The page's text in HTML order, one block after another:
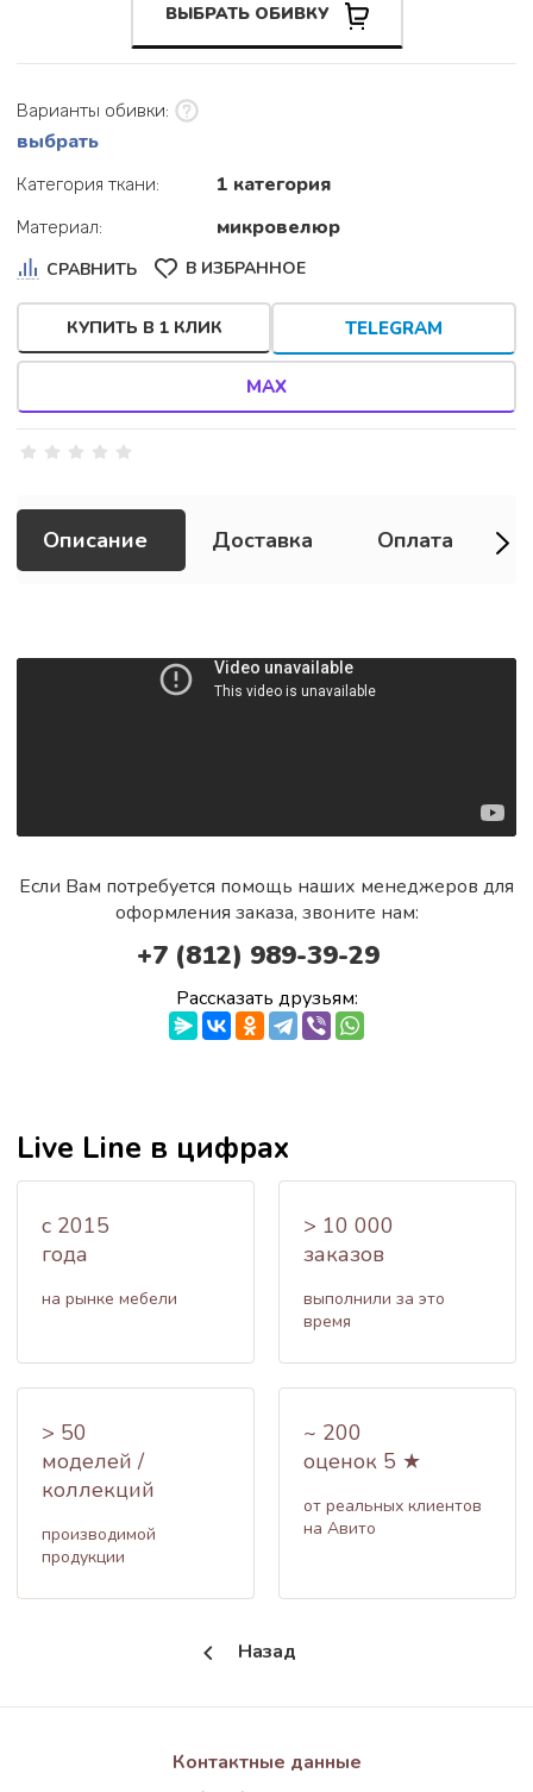
ВЫБРАТЬ ОБИВКУ
Варианты обивки:
выбрать
Категория ткани: 1 категория
Материал: микровелюр
СРАВНИТЬ В ИЗБРАННОЕ
КУПИТЬ В 1 КЛИК TELEGRAM
MAX
Описание Доставка Оплата
Если Вам потребуется помощь наших менеджеров для
оформления заказа, звоните нам:
+7 (812) 989-39-29
Рассказать друзьям:
Live Line в цифрах
c 2015
года
на рынке мебели
> 10 000
заказов
выполнили за это
время
> 50
моделей /
коллекций
производимой
продукции
~ 200
оценок 5 ★
от реальных клиентов
на Авито
Назад
Контактные данные